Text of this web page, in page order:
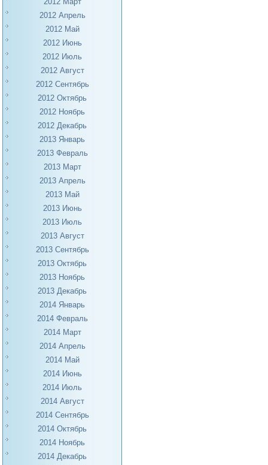
2012 Апрель
2012 Май
2012 Июнь
2012 Июль
2012 Август
2012 Сентябрь
2012 Октябрь
2012 Ноябрь
2012 Декабрь
2013 Январь
2013 Февраль
2013 Март
2013 Апрель
2013 Май
2013 Июнь
2013 Июль
2013 Август
2013 Сентябрь
2013 Октябрь
2013 Ноябрь
2013 Декабрь
2014 Январь
2014 Февраль
2014 Март
2014 Апрель
2014 Май
2014 Июнь
2014 Июль
2014 Август
2014 Сентябрь
2014 Октябрь
2014 Ноябрь
2014 Декабрь